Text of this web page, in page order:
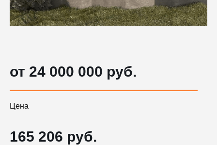
от 24 000 000 руб.
Цена
165 206 руб.